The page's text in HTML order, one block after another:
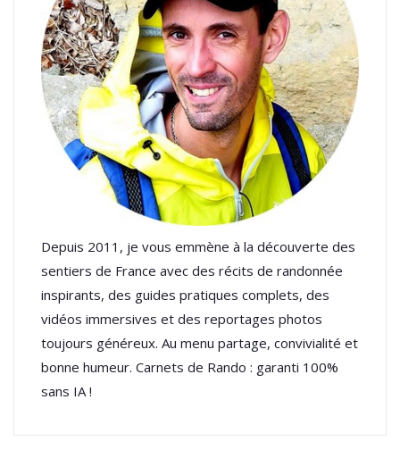
Depuis 2011, je vous emmène à la découverte des
sentiers de France avec des récits de randonnée
inspirants, des guides pratiques complets, des
vidéos immersives et des reportages photos
toujours généreux. Au menu partage, convivialité et
bonne humeur. Carnets de Rando : garanti 100%
sans IA !